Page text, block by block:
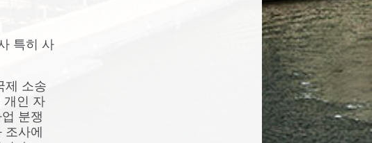
특히 사
제 소송
개인 자
분쟁
조사에